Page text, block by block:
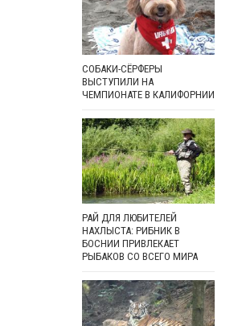
СОБАКИ-СЁРФЕРЫ
ВЫСТУПИЛИ НА
ЧЕМПИОНАТЕ В КАЛИФОРНИИ
РАЙ ДЛЯ ЛЮБИТЕЛЕЙ
НАХЛЫСТА: РИБНИК В
БОСНИИ ПРИВЛЕКАЕТ
РЫБАКОВ СО ВСЕГО МИРА